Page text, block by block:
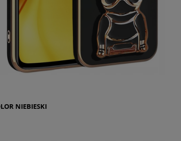
NIEBIESKI